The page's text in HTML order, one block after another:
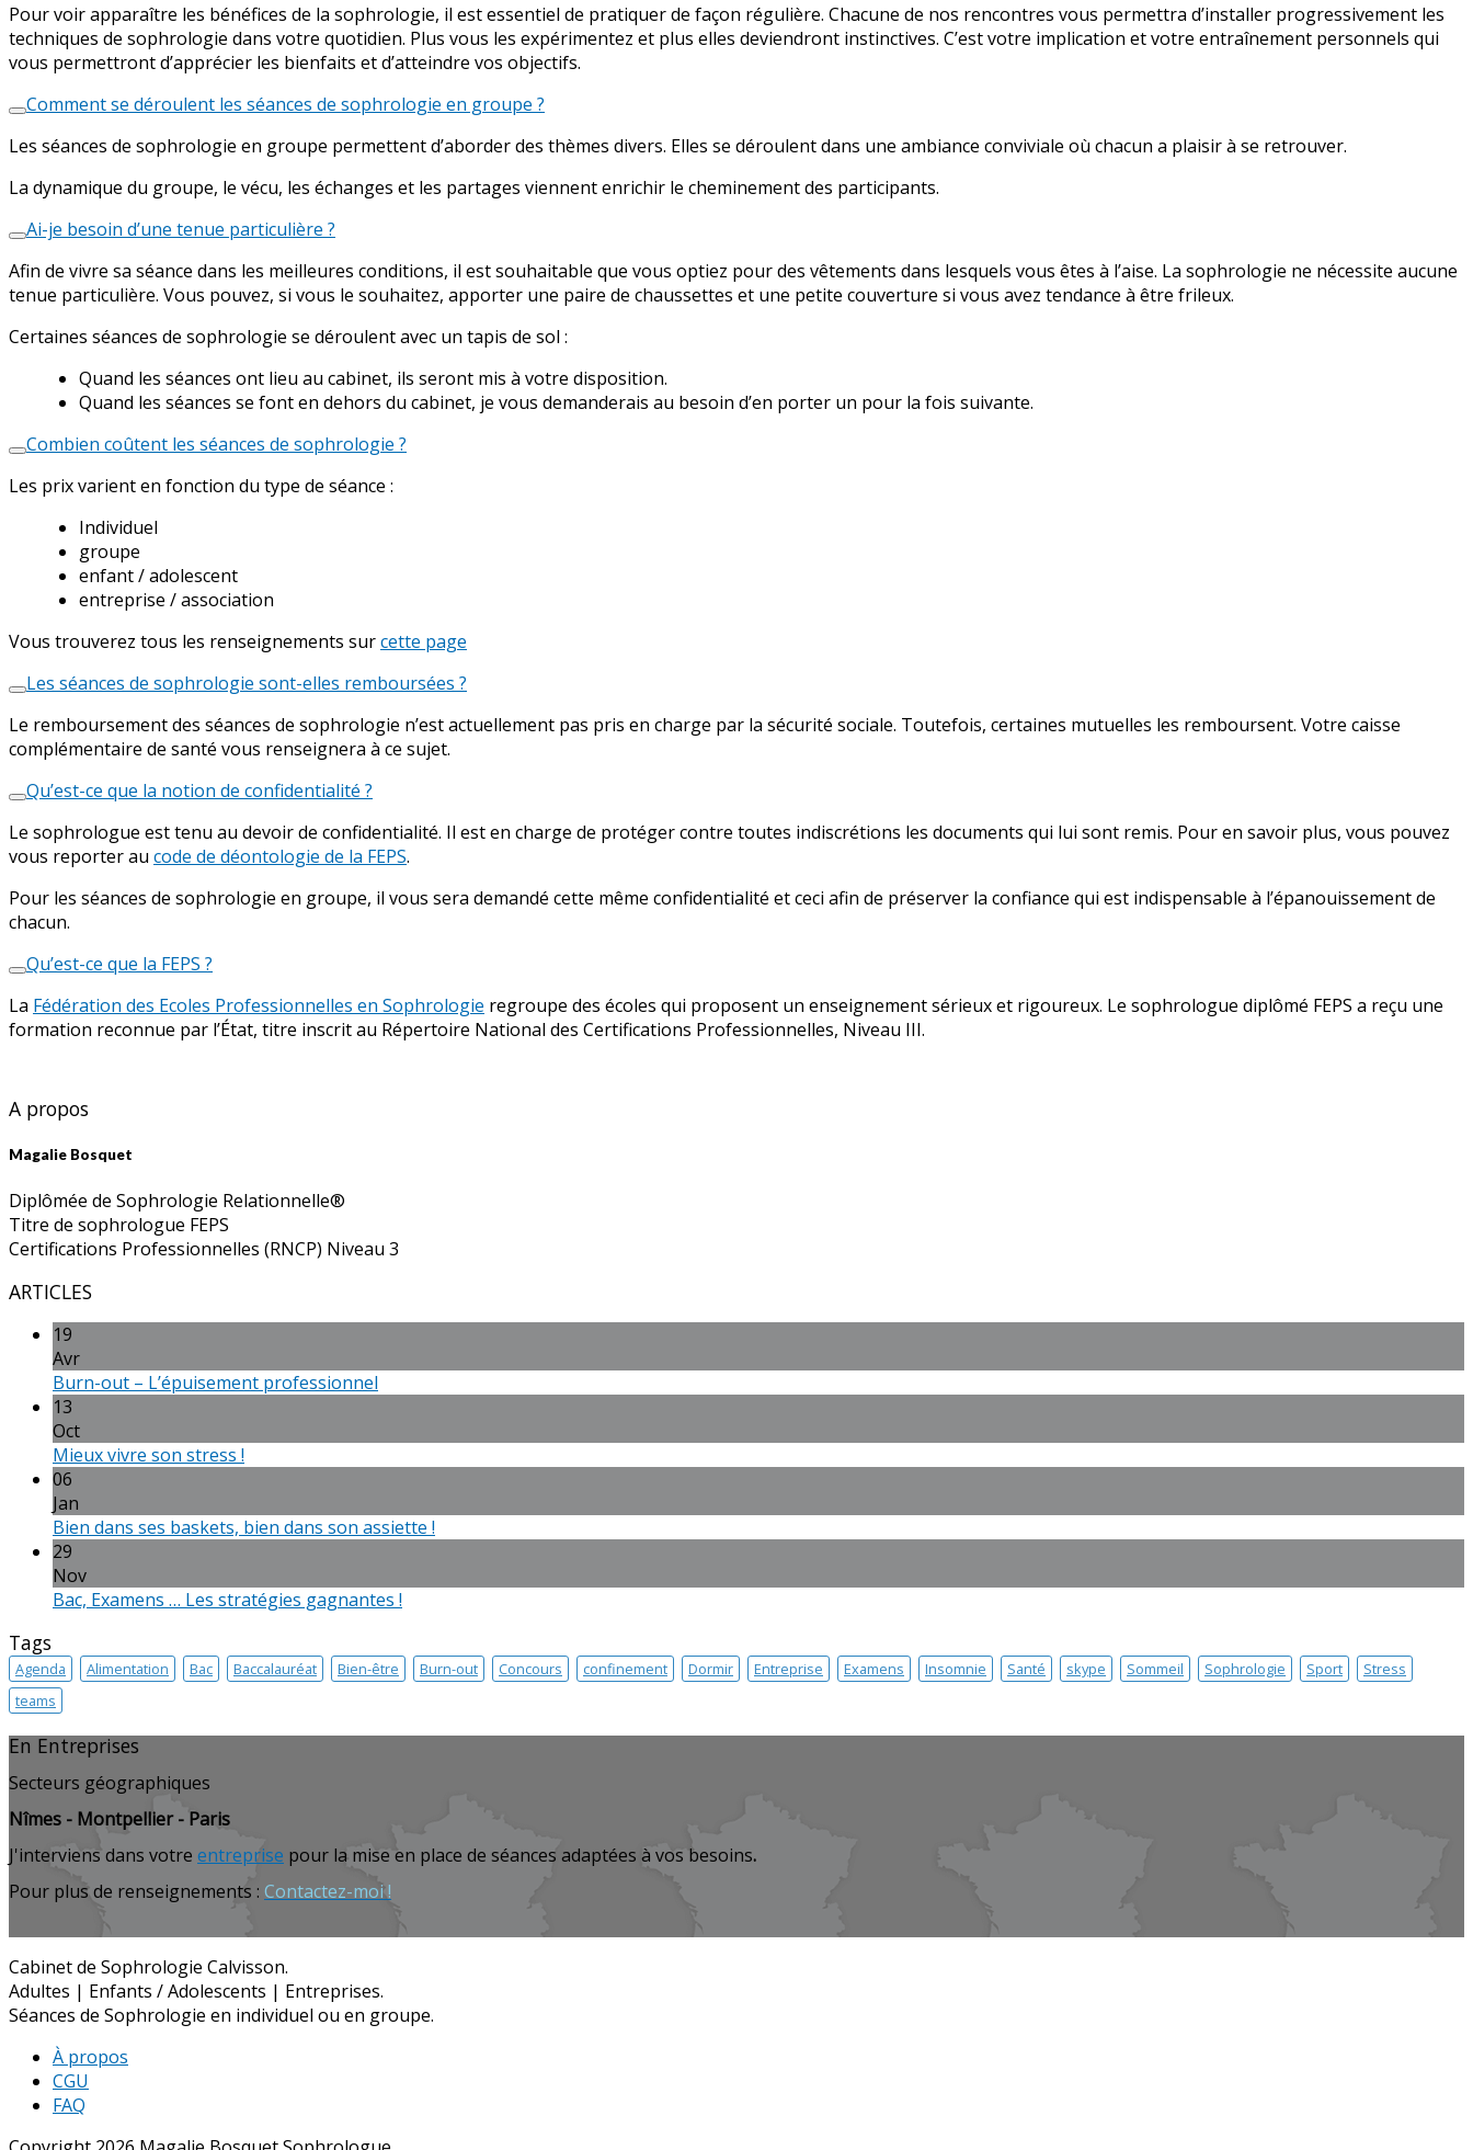
Pour voir apparaître les bénéfices de la sophrologie, il est essentiel de pratiquer de façon régulière. Chacune de nos rencontres vous permettra d’installer progressivement les
techniques de sophrologie dans votre quotidien. Plus vous les expérimentez et plus elles deviendront instinctives. C’est votre implication et votre entraînement personnels qui
vous permettront d’apprécier les bienfaits et d’atteindre vos objectifs.
Comment se déroulent les séances de sophrologie en groupe ?
Les séances de sophrologie en groupe permettent d’aborder des thèmes divers. Elles se déroulent dans une ambiance conviviale où chacun a plaisir à se retrouver.
La dynamique du groupe, le vécu, les échanges et les partages viennent enrichir le cheminement des participants.
Ai-je besoin d’une tenue particulière ?
Afin de vivre sa séance dans les meilleures conditions, il est souhaitable que vous optiez pour des vêtements dans lesquels vous êtes à l’aise. La sophrologie ne nécessite aucune
tenue particulière. Vous pouvez, si vous le souhaitez, apporter une paire de chaussettes et une petite couverture si vous avez tendance à être frileux.
Certaines séances de sophrologie se déroulent avec un tapis de sol :
Quand les séances ont lieu au cabinet, ils seront mis à votre disposition.
Quand les séances se font en dehors du cabinet, je vous demanderais au besoin d’en porter un pour la fois suivante.
Combien coûtent les séances de sophrologie ?
Les prix varient en fonction du type de séance :
Individuel
groupe
enfant / adolescent
entreprise / association
Vous trouverez tous les renseignements surcette page
Les séances de sophrologie sont-elles remboursées ?
Le remboursement des séances de sophrologie n’est actuellement pas pris en charge par la sécurité sociale. Toutefois, certaines mutuelles les remboursent. Votre caisse
complémentaire de santé vous renseignera à ce sujet.
Qu’est-ce que la notion de confidentialité ?
Le sophrologue est tenu au devoir de confidentialité. Il est en charge de protéger contre toutes indiscrétions les documents qui lui sont remis. Pour en savoir plus, vous pouvez
vous reporter au code de déontologie de la FEPS.
Pour les séances de sophrologie en groupe, il vous sera demandé cette même confidentialité et ceci afin de préserver la confiance qui est indispensable à l’épanouissement de
chacun.
Qu’est-ce que la FEPS ?
La Fédération des Ecoles Professionnelles en Sophrologie regroupe des écoles qui proposent un enseignement sérieux et rigoureux. Le sophrologue diplômé FEPS a reçu une
formation reconnue par l’État, titre inscrit au Répertoire National des Certifications Professionnelles, Niveau III.
A propos
Magalie Bosquet
Diplômée de Sophrologie Relationnelle®
Titre de sophrologue FEPS
Certifications Professionnelles (RNCP) Niveau 3
ARTICLES
19
Avr
Burn-out – L’épuisement professionnel
13
Oct
Mieux vivre son stress !
06
Jan
Bien dans ses baskets, bien dans son assiette !
29
Nov
Bac, Examens … Les stratégies gagnantes !
Tags
Agenda Alimentation Bac Baccalauréat Bien-être Burn-out Concours confinement Dormir Entreprise Examens Insomnie Santé skype Sommeil Sophrologie Sport
Stress
teams
En Entreprises
Secteurs géographiques
Nîmes - Montpellier - Paris
J'interviens dans votre entreprise pour la mise en place de séances adaptées à vos besoins.
Pour plus de renseignements : Contactez-moi !
Cabinet de Sophrologie Calvisson.
Adultes | Enfants / Adolescents | Entreprises.
Séances de Sophrologie en individuel ou en groupe.
À propos
CGU
FAQ